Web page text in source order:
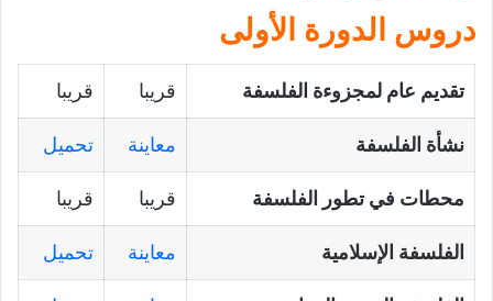
دروس الدورة الأولى
تقديم عام لمجزوءة الفلسفة قريبا قريبا
نشأة الفلسفة معاينة تحميل
محطات في تطور الفلسفة قريبا قريبا
الفلسفة الإسلامية معاينة تحميل